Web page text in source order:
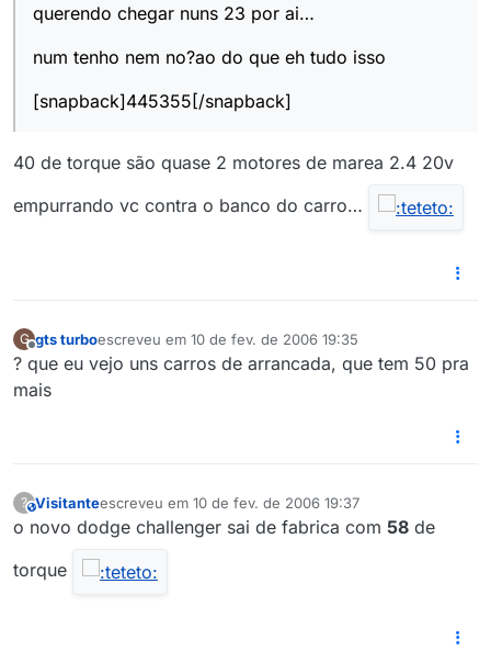
querendo chegar nuns 23 por ai…
num tenho nem no?ao do que eh tudo isso
[snapback]445355[/snapback]
40 de torque são quase 2 motores de marea 2.4 20v
empurrando vc contra o banco do carro…
G gts turboescreveu em 10 de fev. de 2006 19:35
última edição por
? que eu vejo uns carros de arrancada, que tem 50 pra
mais
?This user is from outside of this forum
Visitanteescreveu em 10 de fev. de 2006 19:37
última edição por
o novo dodge challenger sai de fabrica com 58 de
torque